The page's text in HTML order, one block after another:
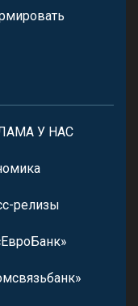
У НАС
релизы